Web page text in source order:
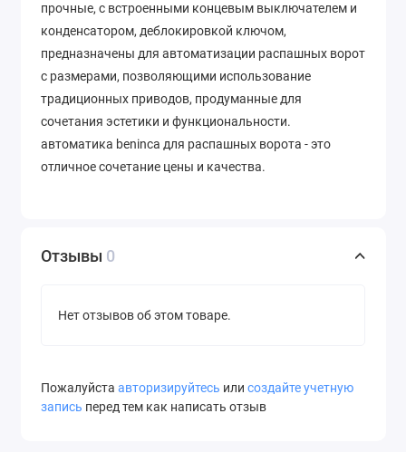
прочные, с встроенными концевым выключателем и
конденсатором, деблокировкой ключом,
предназначены для автоматизации распашных ворот
с размерами, позволяющими использование
традиционных приводов, продуманные для
сочетания эстетики и функциональности.
автоматика beninca для распашных ворота - это
отличное сочетание цены и качества.
Отзывы 0
Нет отзывов об этом товаре.
Пожалуйста авторизируйтесь или создайте учетную
запись перед тем как написать отзыв